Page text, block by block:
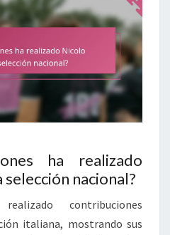
ha realizado
nacional?
contribuciones
italiana, mostrando sus